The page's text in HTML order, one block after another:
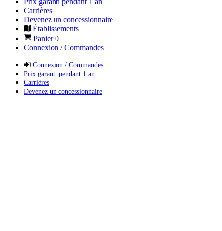
Prix garanti pendant 1 an
Carrières
Devenez un concessionnaire
Établissements
Panier0
Connexion / Commandes
Connexion / Commandes
Prix garanti pendant 1 an
Carrières
Devenez un concessionnaire